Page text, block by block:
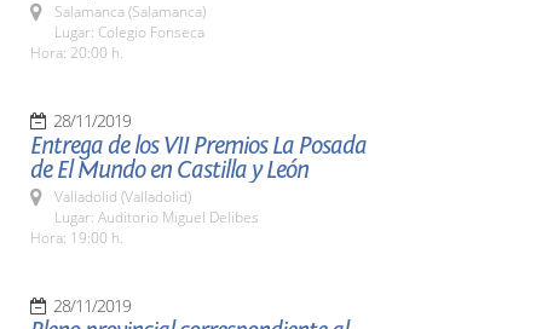
Salamanca (Salamanca)
Lugar: Colegio Fonseca
Hora: 20:00 h.
28/11/2019
Entrega de los VII Premios La Posada
de El Mundo en Castilla y León
Valladolid (Valladolid)
Lugar: Auditorio Miguel Delibes
Hora: 19:00 h.
28/11/2019